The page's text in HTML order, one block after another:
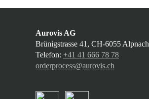
Aurovis AG
Brünigstrasse 41, CH-6055 Alpnach
Telefon: +41 41 666 78 78
orderprocess@aurovis.ch